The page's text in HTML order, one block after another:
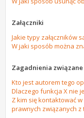
Załączniki
Jakie typy załączników
W jaki sposób można
Zagadnienia związane
Kto jest autorem tego
Dlaczego funkcja X nie
Z kim się kontaktować
prawnych związanych z